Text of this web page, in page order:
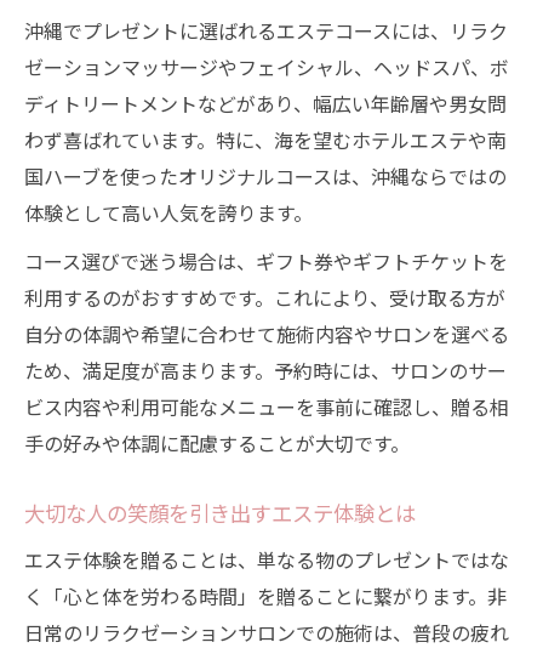
沖縄でプレゼントに選ばれるエステコースには、リラク
ゼーションマッサージやフェイシャル、ヘッドスパ、ボ
ディトリートメントなどがあり、幅広い年齢層や男女問
わず喜ばれています。特に、海を望むホテルエステや南
国ハーブを使ったオリジナルコースは、沖縄ならではの
体験として高い人気を誇ります。
コース選びで迷う場合は、ギフト券やギフトチケットを
利用するのがおすすめです。これにより、受け取る方が
自分の体調や希望に合わせて施術内容やサロンを選べる
ため、満足度が高まります。予約時には、サロンのサー
ビス内容や利用可能なメニューを事前に確認し、贈る相
手の好みや体調に配慮することが大切です。
大切な人の笑顔を引き出すエステ体験とは
エステ体験を贈ることは、単なる物のプレゼントではな
く「心と体を労わる時間」を贈ることに繋がります。非
日常のリラクゼーションサロンでの施術は、普段の疲れ